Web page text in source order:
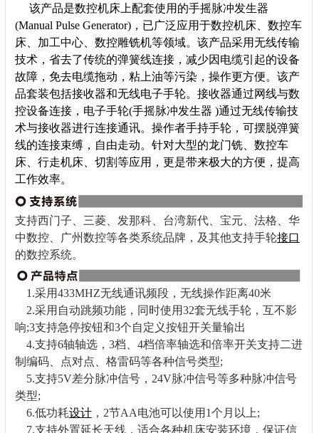
该产品是数控机床上配套使用的手摇脉冲发生器
(Manual Pulse Generator)，已广泛应用于数控机床、数控车
床、加工中心、数控雕铣机等领域。该产品采用无线传输
技术，省去了传统的弹簧线连接，减少因电缆引起的设备
故障，免去电缆拖动，粘上油等污染，操作更方便。该产
品套装包括接收器和无线电子手轮。接收器通过网线与数
控设备连接，电子手轮(手摇脉冲发生器 )通过无线传输技
术与接收器进行连接通讯。操作者手持手轮，可摆脱弹簧
线的连接束缚，自由走动。针对大型的龙门铣、数控车
床、行走机床、切割等应用，更是带来极大的方便，提高
工作效率。
支持西门子、三菱、发那科、台湾新代、宝元、法格、华
中数控、广州数控等各类系统品牌，及其他支持手轮接口
的数控系统。
1.采用433MHZ无线通讯频段，无线操作距离40米
2.采用自动跳频功能，同时使用32套无线手轮，互不影
响;3支持急停按钮和3个自定义按钮开关量输出
4.支持6轴轴选，3档、4档倍率轴选和倍率开关支持二进
制编码、点对点、格雷码等各种信号类型;
5.支持5V差分脉冲信号，24V脉冲信号等多种脉冲信号
类型;
6.低功耗设计，2节AA电池可以使用1个月以上;
7.支持外置延长天线，适合各种机床安装环境，保证信